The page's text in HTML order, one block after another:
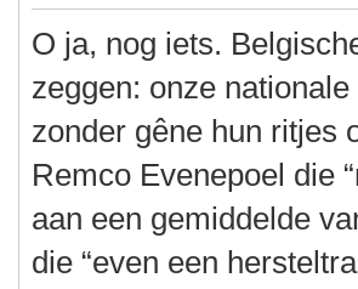
O ja, nog iets.
zeggen: onze
zonder gêne hun ritjes
Remco Evenepoel die
aan een gemiddelde
die “even een